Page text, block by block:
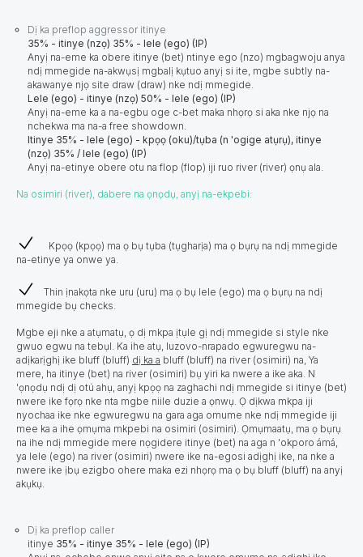
Dị ka preflop aggressor itinye
35% - itinye (nzọ) 35% - lele (ego) (IP)
Anyị na-eme ka obere itinye (bet) ntinye ego (nzo) mgbagwoju anya
ndị mmegide na-akwụsị mgbalị kụtuo anyị si ite, mgbe subtly na-
akawanye njọ site draw (draw) nke ndị mmegide.
Lele (ego) - itinye (nzọ) 50% - lele (ego) (IP)
Anyị na-eme ka a na-egbu oge c-bet maka nhọrọ si aka nke njọ na
nchekwa ma na-a free showdown.
Itinye 35% - lele (ego) - kpọọ (oku)/tụba (n 'ogige atụrụ), itinye
(nzọ) 35% / lele (ego) (IP)
Anyị na-etinye obere otu na flop (flop) iji ruo river (river) ọnụ ala.
Na osimiri (river), dabere na ọnọdụ, anyị na-ekpebi:
Kpọọ (kpọọ) ma ọ bụ tụba (tụgharịa) ma ọ bụrụ na ndị mmegide
na-etinye ya onwe ya.
Thin ịnakọta nke uru (uru) ma ọ bụ lele (ego) ma ọ bụrụ na ndị
mmegide bụ checks.
Mgbe eji nke a atụmatụ, ọ dị mkpa ịtụle gị ndị mmegide si style nke
gwuo egwu na tebụl. Ka ihe atụ, luzovo-nrapado egwuregwu na-
adịkarịghị ike bluff (bluff) dị ka a bluff (bluff) na river (osimiri) na, Ya
mere, ha itinye (bet) na river (osimiri) bụ yiri ka nwere a ike aka. N
'ọnọdụ ndị dị otú ahụ, anyị kpọọ na zaghachi ndị mmegide si itinye (bet)
nwere ike fọrọ nke nta mgbe niile duzie a ọnwụ. Ọ dịkwa mkpa iji
nyochaa ike nke egwuregwu na gara aga omume nke ndị mmegide iji
mee ka a ihe ọmụma mkpebi na osimiri (osimiri). Ọmụmaatụ, ma ọ bụrụ
na ihe ndị mmegide mere nọgidere itinye (bet) na aga n 'okporo ámá,
ya lele (ego) na river (osimiri) nwere ike na-egosi adịghị ike, na nke a
nwere ike ịbụ ezigbo ohere maka ezi nhọrọ ma ọ bụ bluff (bluff) na anyị
akụkụ.
Dị ka preflop caller
itinye 35% - itinye 35% - lele (ego) (IP)